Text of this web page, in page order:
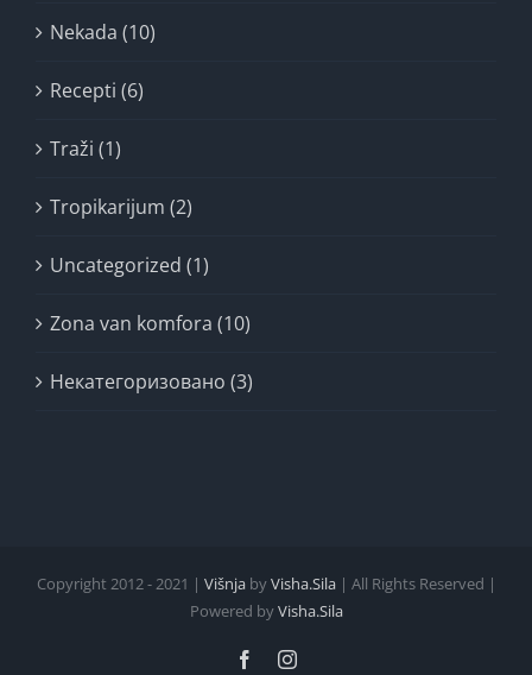
Nekada (10)
Recepti (6)
Traži (1)
Tropikarijum (2)
Uncategorized (1)
Zona van komfora (10)
Некатегоризовано (3)
Copyright 2012 - 2021 | VišnjabyVisha.Sila| All Rights Reserved |
Powered byVisha.Sila
FacebookInstagram